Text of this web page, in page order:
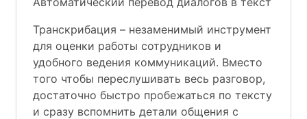
Транскрибация – незаменимый инструмент
для оценки работы сотрудников и
удобного ведения коммуникаций. Вместо
того чтобы переслушивать весь разговор,
достаточно быстро пробежаться по тексту
и сразу вспомнить детали общения с